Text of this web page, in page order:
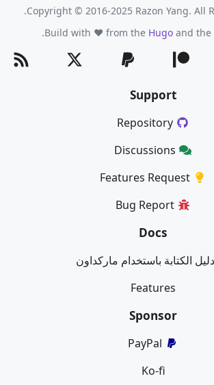
Copyright © 2016-2025 Razon Yang. All
Build with ❤️ from the Hugo and the
Support
Repository
Discussions
Features Request
Bug Report
Docs
دليل الكتابة باستخدام ماركداون
Features
Sponsor
PayPal
Ko-fi